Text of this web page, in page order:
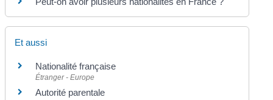
Et aussi
Nationalité française
Étranger - Europe
Autorité parentale